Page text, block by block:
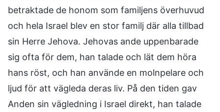
betraktade de honom som familjens överhuvud
och hela Israel blev en stor familj där alla tillbad
sin Herre Jehova. Jehovas ande uppenbarade
sig ofta för dem, han talade och lät dem höra
hans röst, och han använde en molnpelare och
ljud för att vägleda deras liv. På den tiden gav
Anden sin vägledning i Israel direkt, han talade